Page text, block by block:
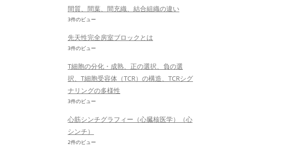
間質、間葉、間充織、結合組織の違い
3件のビュー
先天性完全房室ブロックとは
3件のビュー
T細胞の分化・成熟、正の選択、負の選
択、T細胞受容体（TCR）の構造、TCRシグ
ナリングの多様性
3件のビュー
心筋シンチグラフィー（心臓核医学）（心
シンチ）
2件のビュー